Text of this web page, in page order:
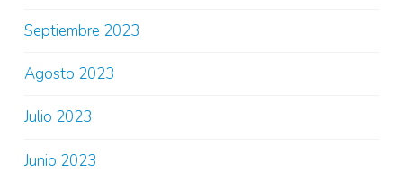
Septiembre 2023
Agosto 2023
Julio 2023
Junio 2023